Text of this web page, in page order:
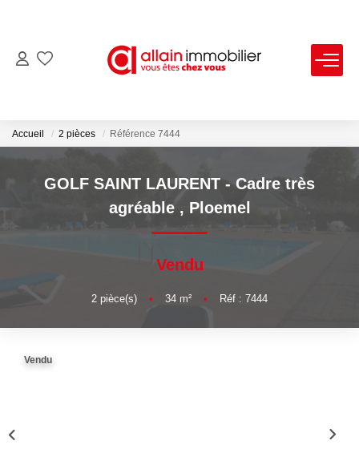
LOCATIONS
ESTIMATION
NOS AGENCES
Accueil 2 pièces Référence 7444
GOLF SAINT LAURENT - Cadre très
agréable , Ploemel
Vendu
2 pièce(s) • 34 m² • Réf : 7444
Vendu